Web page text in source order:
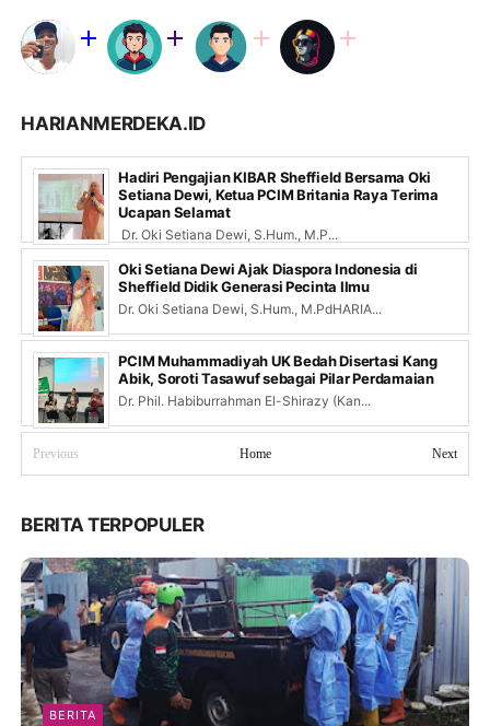
HARIANMERDEKA.ID
Hadiri Pengajian KIBAR Sheffield Bersama Oki
Setiana Dewi, Ketua PCIM Britania Raya Terima
Ucapan Selamat
Dr. Oki Setiana Dewi, S.Hum., M.P...
Oki Setiana Dewi Ajak Diaspora Indonesia di
Sheffield Didik Generasi Pecinta Ilmu
Dr. Oki Setiana Dewi, S.Hum., M.PdHARIA...
PCIM Muhammadiyah UK Bedah Disertasi Kang
Abik, Soroti Tasawuf sebagai Pilar Perdamaian
Dr. Phil. Habiburrahman El-Shirazy (Kan...
Previous Next
Home
BERITA TERPOPULER
BERITA